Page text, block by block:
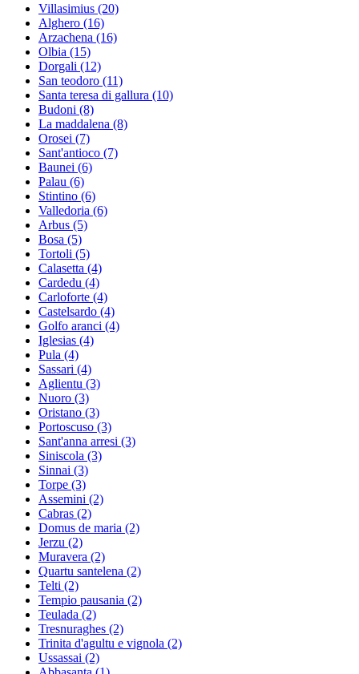
Villasimius (20)
Alghero (16)
Arzachena (16)
Olbia (15)
Dorgali (12)
San teodoro (11)
Santa teresa di gallura (10)
Budoni (8)
La maddalena (8)
Orosei (7)
Sant'antioco (7)
Baunei (6)
Palau (6)
Stintino (6)
Valledoria (6)
Arbus (5)
Bosa (5)
Tortoli (5)
Calasetta (4)
Cardedu (4)
Carloforte (4)
Castelsardo (4)
Golfo aranci (4)
Iglesias (4)
Pula (4)
Sassari (4)
Aglientu (3)
Nuoro (3)
Oristano (3)
Portoscuso (3)
Sant'anna arresi (3)
Siniscola (3)
Sinnai (3)
Torpe (3)
Assemini (2)
Cabras (2)
Domus de maria (2)
Jerzu (2)
Muravera (2)
Quartu santelena (2)
Telti (2)
Tempio pausania (2)
Teulada (2)
Tresnuraghes (2)
Trinita d'agultu e vignola (2)
Ussassai (2)